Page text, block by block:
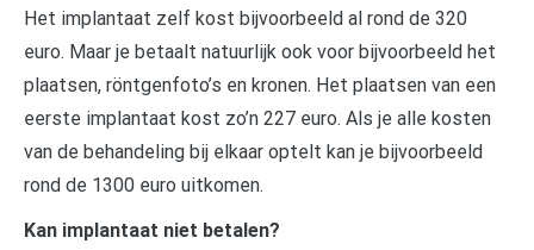
Het implantaat zelf kost bijvoorbeeld al rond de 320
euro. Maar je betaalt natuurlijk ook voor bijvoorbeeld het
plaatsen, röntgenfoto’s en kronen. Het plaatsen van een
eerste implantaat kost zo’n 227 euro. Als je alle kosten
van de behandeling bij elkaar optelt kan je bijvoorbeeld
rond de 1300 euro uitkomen.
Kan implantaat niet betalen?